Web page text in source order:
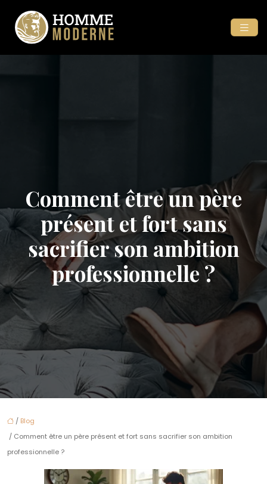
Comment être un père
présent et fort sans
sacrifier son ambition
professionnelle ?
/ Blog
/ Comment être un père présent et fort sans sacrifier son ambition
professionnelle ?